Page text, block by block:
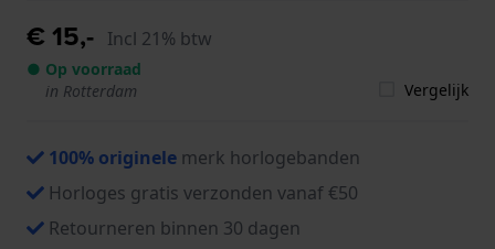
€ 15,- Incl 21% btw
● Op voorraad
in Rotterdam
Vergelijk
100% originele merk horlogebanden
Horloges gratis verzonden vanaf €50
Retourneren binnen 30 dagen